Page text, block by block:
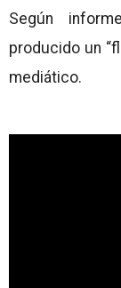
Según
producido un
mediático.